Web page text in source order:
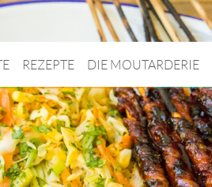
REZEPTE DIE MOUTARDERIE